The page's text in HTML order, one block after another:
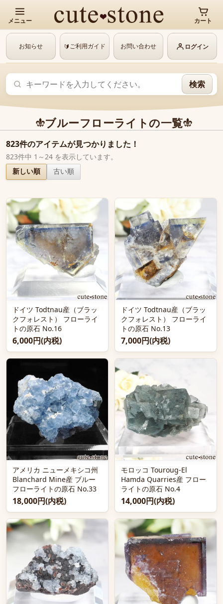
メニュー カート
お知らせ 🔰ご利用ガイド お問い合わせ ログイン
検索
ブルーフローライトの一覧
823件のアイテムが見つかりました！
823件中 1～24 を表示しています。
新しい順
古い順
ドイツ Todtnau産（ブラッ
クフォレスト） フローライ
トの原石 No.16
6,000円(内税)
ドイツ Todtnau産（ブラッ
クフォレスト） フローライ
トの原石 No.13
7,000円(内税)
アメリカ ニューメキシコ州
Blanchard Mine産 ブルー
フローライトの原石 No.33
18,000円(内税)
モロッコ Touroug-El
Hamda Quarries産 フロー
ライトの原石 No.4
14,000円(内税)